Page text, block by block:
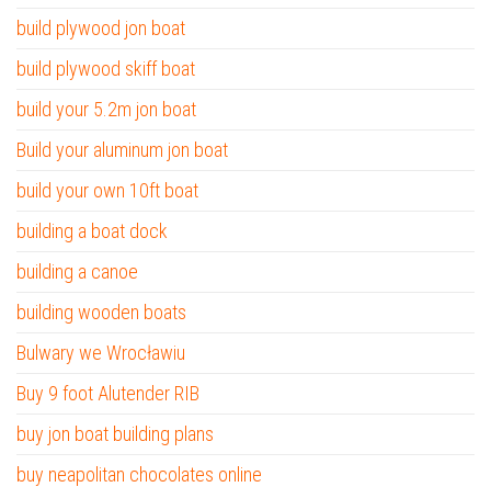
build plywood jon boat
build plywood skiff boat
build your 5.2m jon boat
Build your aluminum jon boat
build your own 10ft boat
building a boat dock
building a canoe
building wooden boats
Bulwary we Wrocławiu
Buy 9 foot Alutender RIB
buy jon boat building plans
buy neapolitan chocolates online